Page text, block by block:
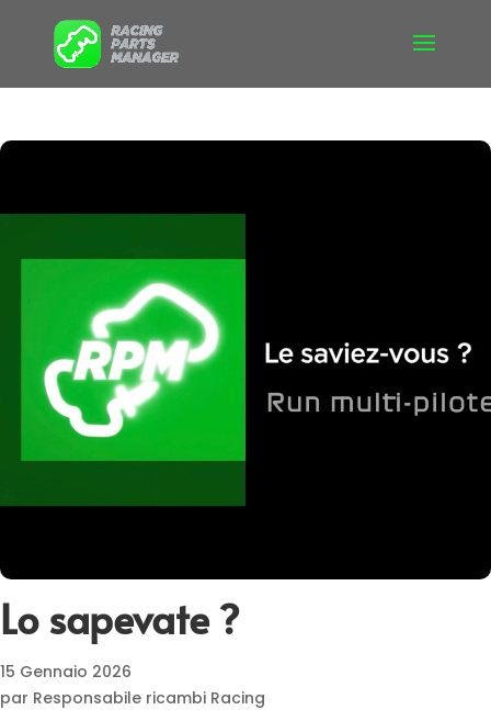
Lo sapevate ?
15 Gennaio 2026
par Responsabile ricambi Racing